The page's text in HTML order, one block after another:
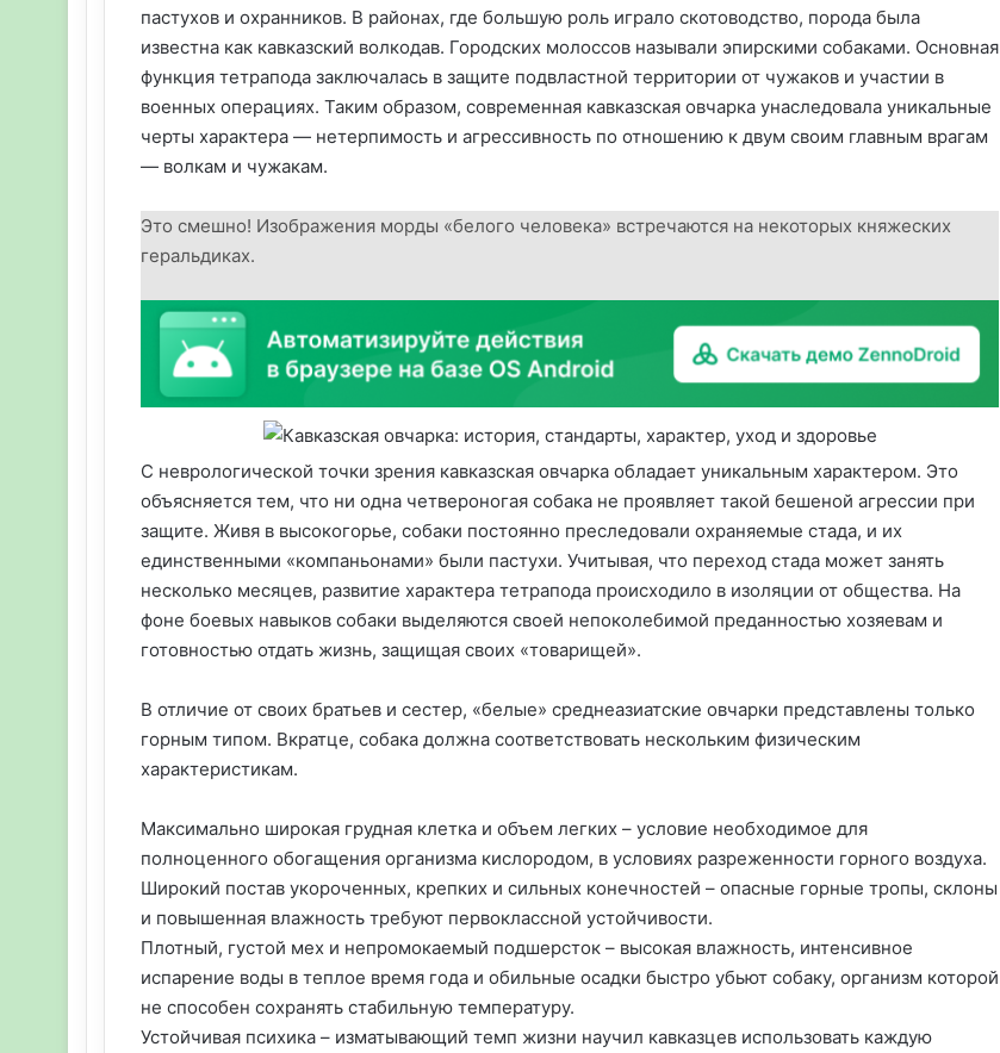
пастухов и охранников. В районах, где большую роль играло скотоводство, порода была
известна как кавказский волкодав. Городских молоссов называли эпирскими собаками. Основная
функция тетрапода заключалась в защите подвластной территории от чужаков и участии в
военных операциях. Таким образом, современная кавказская овчарка унаследовала уникальные
черты характера — нетерпимость и агрессивность по отношению к двум своим главным врагам
— волкам и чужакам.
Это смешно! Изображения морды «белого человека» встречаются на некоторых княжеских
геральдиках.
С неврологической точки зрения кавказская овчарка обладает уникальным характером. Это
объясняется тем, что ни одна четвероногая собака не проявляет такой бешеной агрессии при
защите. Живя в высокогорье, собаки постоянно преследовали охраняемые стада, и их
единственными «компаньонами» были пастухи. Учитывая, что переход стада может занять
несколько месяцев, развитие характера тетрапода происходило в изоляции от общества. На
фоне боевых навыков собаки выделяются своей непоколебимой преданностью хозяевам и
готовностью отдать жизнь, защищая своих «товарищей».
В отличие от своих братьев и сестер, «белые» среднеазиатские овчарки представлены только
горным типом. Вкратце, собака должна соответствовать нескольким физическим
характеристикам.
Максимально широкая грудная клетка и объем легких – условие необходимое для
полноценного обогащения организма кислородом, в условиях разреженности горного воздуха.
Широкий постав укороченных, крепких и сильных конечностей – опасные горные тропы, склоны
и повышенная влажность требуют первоклассной устойчивости.
Плотный, густой мех и непромокаемый подшерсток – высокая влажность, интенсивное
испарение воды в теплое время года и обильные осадки быстро убьют собаку, организм которой
не способен сохранять стабильную температуру.
Устойчивая психика – изматывающий темп жизни научил кавказцев использовать каждую